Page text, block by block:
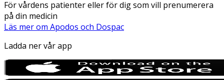
För vårdens patienter eller för dig som vill prenumerera
på din medicin
Läs mer om Apodos och Dospac
Ladda ner vår app